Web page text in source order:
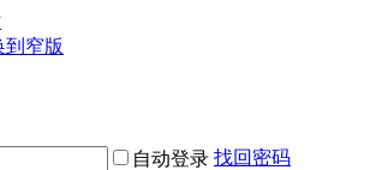
到窄版
自动登录 找回密码